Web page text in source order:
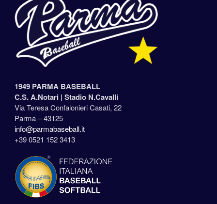
1949 PARMA BASEBALL
C.S. A.Notari | Stadio N.Cavalli
Via Teresa Confalonieri Casati, 22
Parma – 43125
info@parmabaseball.it
+39 0521 152 3413